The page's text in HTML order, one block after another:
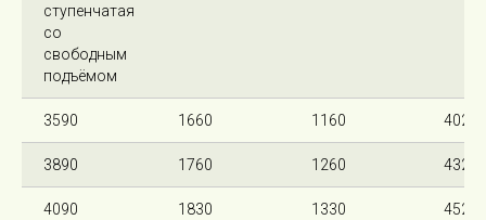
ступенчатая
со
свободным
подъёмом
3590 1660 1160 4020
3890 1760 1260 4320
4090 1830 1330 4520